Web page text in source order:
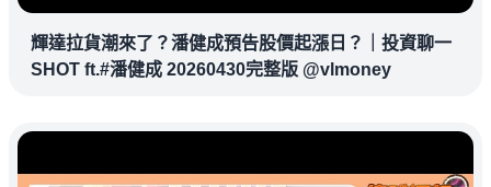
輝達拉貨潮來了？潘健成預告股價起漲日？｜投資聊一
SHOT ft.#潘健成 20260430完整版 @vlmoney